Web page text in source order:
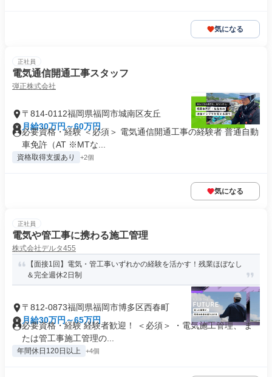
気になる
正社員
電気通信開通工事スタッフ
弾正株式会社
〒814-0112福岡県福岡市城南区友丘
月給30万円～60万円
必要資格・経験 ＜必須＞ 電気通信開通工事の経験者 普通自動
車免許（AT ※MTな...
資格取得支援あり +2個
気になる
正社員
電気や管工事に携わる施工管理
株式会社デルタ455
【面接1回】電気・管工事いずれかの経験を活かす！残業ほぼなし
＆完全週休2日制
〒812-0873福岡県福岡市博多区西春町
月給30万円～65万円
必要資格・経験 経験者歓迎！ ＜必須＞ ・電気施工管理、 ま
たは管工事施工管理の...
年間休日120日以上 +4個